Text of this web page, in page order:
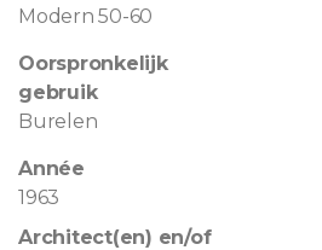
Modern 50-60
Oorspronkelijk
gebruik
Burelen
Année
1963
Architect(en) en/of